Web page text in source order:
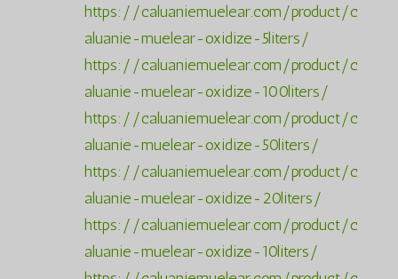
https://caluaniemuelear.com/product/c
aluanie-muelear-oxidize-5liters/
https://caluaniemuelear.com/product/c
aluanie-muelear-oxidize-100liters/
https://caluaniemuelear.com/product/c
aluanie-muelear-oxidize-50liters/
https://caluaniemuelear.com/product/c
aluanie-muelear-oxidize-20liters/
https://caluaniemuelear.com/product/c
aluanie-muelear-oxidize-10liters/